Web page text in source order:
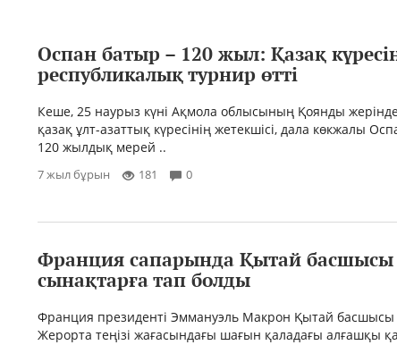
Оспан батыр – 120 жыл: Қазақ
республикалық турнир өтті
Кеше, 25 наурыз күні Ақмола облысының Қоянды
қазақ ұлт-азаттық күресінің жетекшісі, дала көкжалы
120 жылдық мерей ..
7 жыл бұрын 181 0
Франция сапарында Қытай
сынақтарға тап болды
Франция президенті Эммануэль Макрон Қытай
Жерорта теңізі жағасындағы шағын қаладағы алғашқы